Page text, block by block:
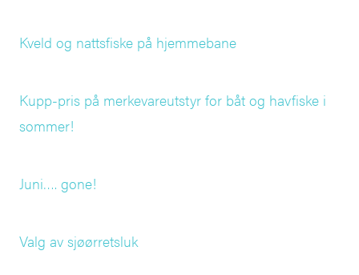
Kveld og nattsfiske på hjemmebane
Kupp-pris på merkevareutstyr for båt og havfiske i
sommer!
Juni…. gone!
Valg av sjøørretsluk